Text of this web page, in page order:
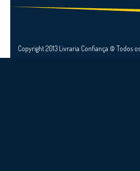
Copyright 2013 Livraria Confiança © Todos